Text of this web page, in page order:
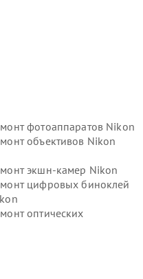
фотоаппаратов Nikon
объективов Nikon
экшн-камер Nikon
цифровых биноклей
оптических